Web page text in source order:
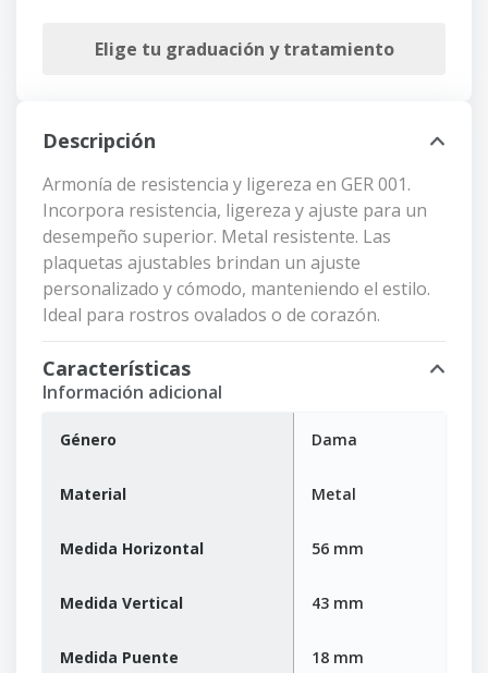
Elige tu graduación y tratamiento
Descripción
Armonía de resistencia y ligereza en GER 001.
Incorpora resistencia, ligereza y ajuste para un
desempeño superior. Metal resistente. Las
plaquetas ajustables brindan un ajuste
personalizado y cómodo, manteniendo el estilo.
Ideal para rostros ovalados o de corazón.
Características
Información adicional
Género Dama
Material Metal
Medida Horizontal 56 mm
Medida Vertical 43 mm
Medida Puente 18 mm